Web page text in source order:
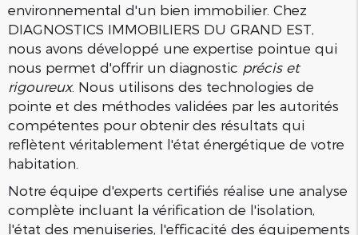
environnemental d'un bien immobilier. Chez
DIAGNOSTICS IMMOBILIERS DU GRAND EST,
nous avons développé une expertise pointue qui
nous permet d'offrir un diagnostic précis et
rigoureux. Nous utilisons des technologies de
pointe et des méthodes validées par les autorités
compétentes pour obtenir des résultats qui
reflètent véritablement l'état énergétique de votre
habitation.
Notre équipe d'experts certifiés réalise une analyse
complète incluant la vérification de l'isolation,
l'état des menuiseries, l'efficacité des équipements